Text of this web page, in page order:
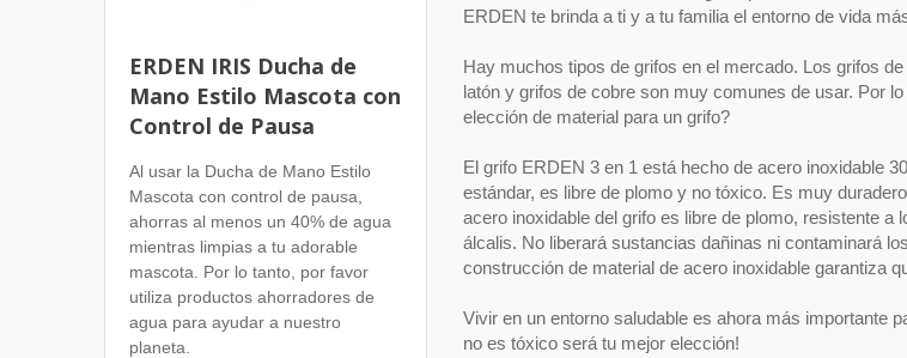
ERDEN IRIS Ducha de
Mano Estilo Mascota con
Control de Pausa
Al usar la Ducha de Mano Estilo
Mascota con control de pausa,
ahorras al menos un 40% de agua
mientras limpias a tu adorable
mascota. Por lo tanto, por favor
utiliza productos ahorradores de
agua para ayudar a nuestro
planeta.
ERDEN te brinda a ti y a tu familia el entorno de vida
Hay muchos tipos de grifos en el mercado. Los grifos
latón y grifos de cobre son muy comunes de usar. Por
elección de material para un grifo?
El grifo ERDEN 3 en 1 está hecho de acero inoxidable
estándar, es libre de plomo y no tóxico. Es muy
acero inoxidable del grifo es libre de plomo, resistente a
álcalis. No liberará sustancias dañinas ni contaminará
construcción de material de acero inoxidable garantiza
Vivir en un entorno saludable es ahora más importante
no es tóxico será tu mejor elección!